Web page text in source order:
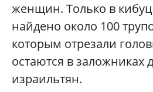
женщин. Только в
найдено около 100
которым отрезали
остаются в заложниках
израильтян.